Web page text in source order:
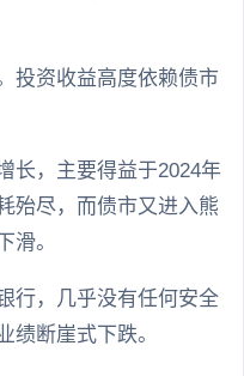
投资收益高度依赖债市
长，主要得益于2024年
殆尽，而债市又进入熊
滑。
行，几乎没有任何安全
绩断崖式下跌。